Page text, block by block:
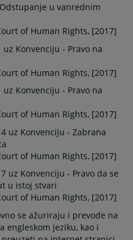
u vanrednim
of Human Rights, [2017]
Konvenciju - Pravo na
of Human Rights, [2017]
Konvenciju - Pravo na
of Human Rights, [2017]
uz Konvenciju - Zabrana
of Human Rights, [2017]
uz Konvenciju - Pravo da se
u istoj stvari
of Human Rights, [2017]
se ažuriraju i prevode na
engleskom jeziku, kao i